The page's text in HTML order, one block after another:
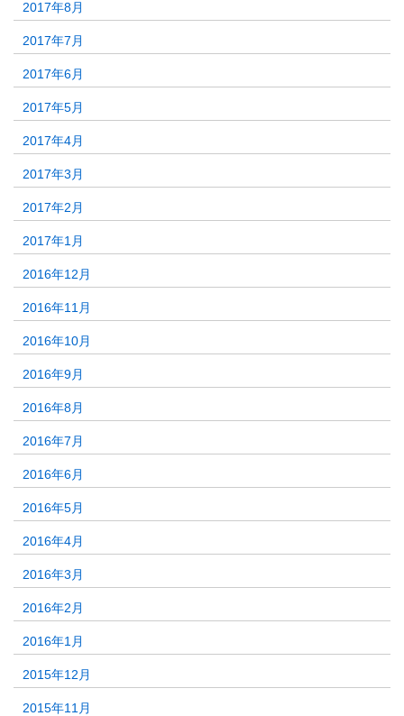
2017年8月
2017年7月
2017年6月
2017年5月
2017年4月
2017年3月
2017年2月
2017年1月
2016年12月
2016年11月
2016年10月
2016年9月
2016年8月
2016年7月
2016年6月
2016年5月
2016年4月
2016年3月
2016年2月
2016年1月
2015年12月
2015年11月